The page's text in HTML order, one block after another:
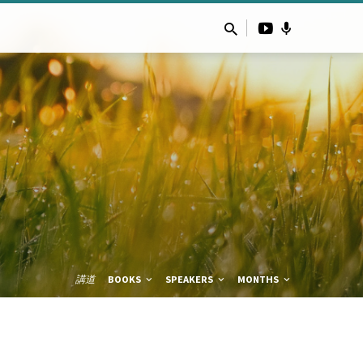
講道 BOOKS SPEAKERS MONTHS